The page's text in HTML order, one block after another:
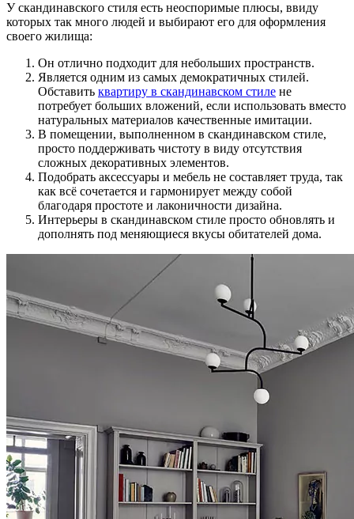
У скандинавского стиля есть неоспоримые плюсы, ввиду
которых так много людей и выбирают его для оформления
своего жилища:
Он отлично подходит для небольших пространств.
Является одним из самых демократичных стилей.
Обставить квартиру в скандинавском стиле не
потребует больших вложений, если использовать вместо
натуральных материалов качественные имитации.
В помещении, выполненном в скандинавском стиле,
просто поддерживать чистоту в виду отсутствия
сложных декоративных элементов.
Подобрать аксессуары и мебель не составляет труда, так
как всё сочетается и гармонирует между собой
благодаря простоте и лаконичности дизайна.
Интерьеры в скандинавском стиле просто обновлять и
дополнять под меняющиеся вкусы обитателей дома.